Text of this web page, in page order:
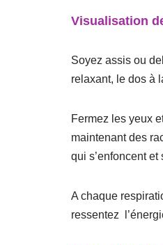
Visualisation
Soyez assis ou
relaxant, le dos à
Fermez les yeux
maintenant des
qui s’enfoncent et
A chaque
ressentez